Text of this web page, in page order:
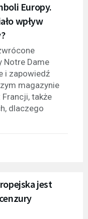
Europy.
wpływ
Notre Dame
i zapowiedź
magazynie
także
dlaczego
jest